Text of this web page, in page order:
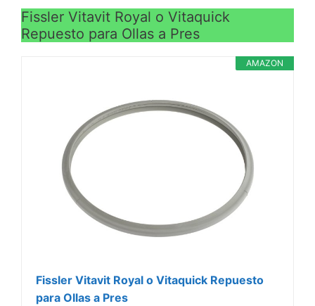
Fissler Vitavit Royal o Vitaquick
Repuesto para Ollas a Pres
AMAZON
Fissler Vitavit Royal o Vitaquick Repuesto
para Ollas a Pres